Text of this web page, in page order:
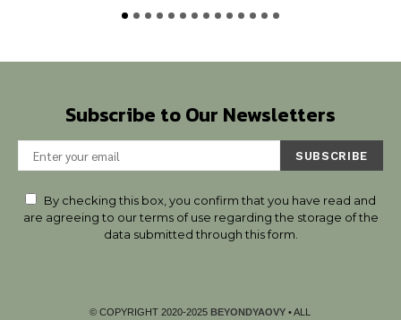
Subscribe to Our Newsletters
SUBSCRIBE
By checking this box, you confirm that you have read and
are agreeing to our terms of use regarding the storage of the
data submitted through this form.
© COPYRIGHT 2020-2025BEYONDYAOVY • ALL